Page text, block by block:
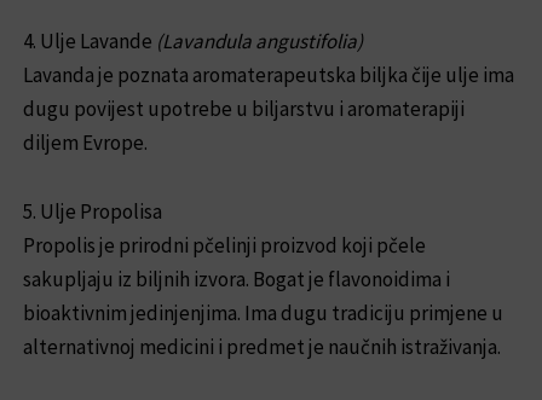
4. Ulje Lavande (Lavandula angustifolia)
Lavanda je poznata aromaterapeutska biljka čije ulje ima
dugu povijest upotrebe u biljarstvu i aromaterapiji
diljem Evrope.
5. Ulje Propolisa
Propolis je prirodni pčelinji proizvod koji pčele
sakupljaju iz biljnih izvora. Bogat je flavonoidima i
bioaktivnim jedinjenjima. Ima dugu tradiciju primjene u
alternativnoj medicini i predmet je naučnih istraživanja.